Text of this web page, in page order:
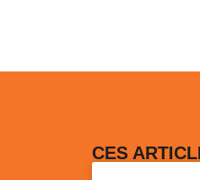
CES